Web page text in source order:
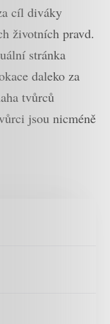
cíl diváky
životních pravd.
stránka
daleko za
tvůrců
jsou nicméně